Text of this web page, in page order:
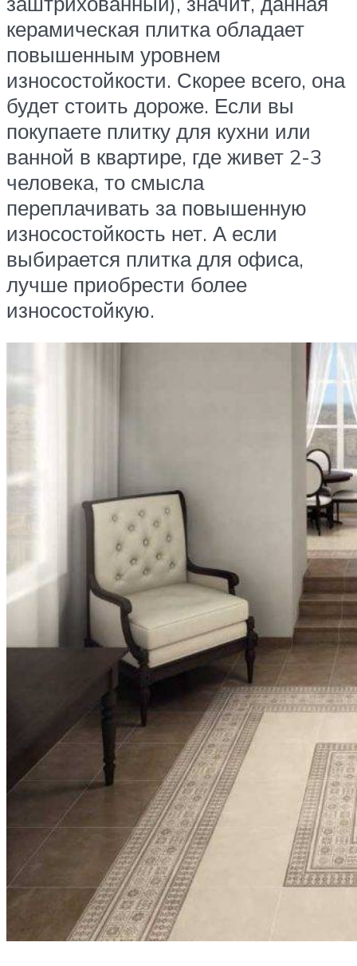
керамическая плитка обладает
повышенным уровнем
износостойкости. Скорее всего, она
будет стоить дороже. Если вы
покупаете плитку для кухни или
ванной в квартире, где живет 2-3
человека, то смысла
переплачивать за повышенную
износостойкость нет. А если
выбирается плитка для офиса,
лучше приобрести более
износостойкую.